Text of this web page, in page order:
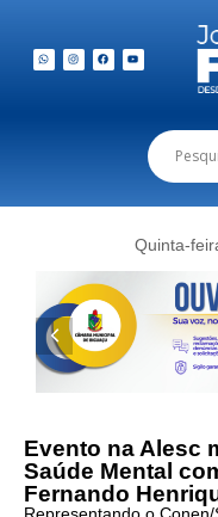
Quinta-
Evento na Alesc
Saúde Mental
Fernando